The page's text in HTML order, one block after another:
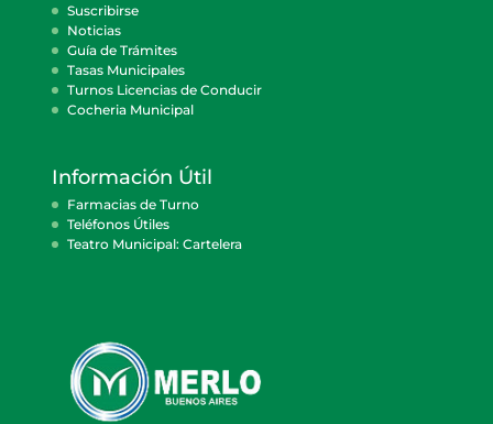
Suscribirse
Noticias
Guía de Trámites
Tasas Municipales
Turnos Licencias de Conducir
Cocheria Municipal
Información Útil
Farmacias de Turno
Teléfonos Útiles
Teatro Municipal: Cartelera